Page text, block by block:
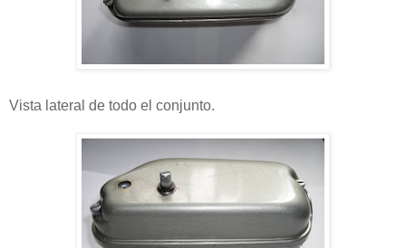
Vista lateral de todo el conjunto.